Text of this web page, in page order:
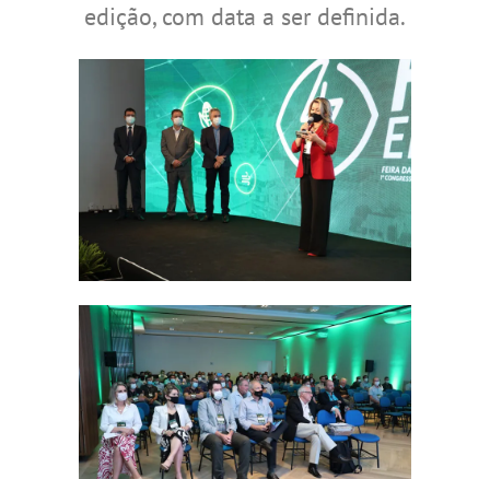
edição, com data a ser definida.